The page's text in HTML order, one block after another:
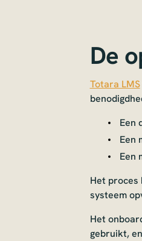
De
Totara LMS
Een
Een
Een
Het proces
systeem
Het
gebruikt,